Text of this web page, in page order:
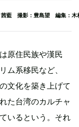
茜藍 撮影：豊島望 編集：木
原住民族や漢民
ム系移民など、
文化を築き上げて
た台湾のカルチャ
いるという。それ